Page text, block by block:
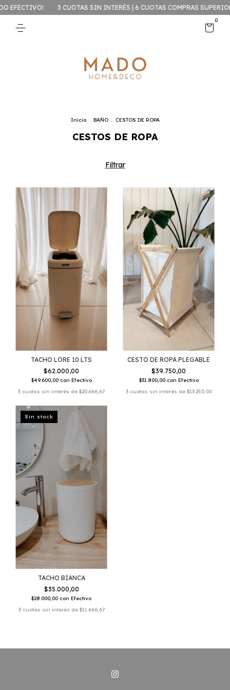
EFECTIVO! 3 CUOTAS SIN INTERÉS | 6 CUOTAS COMPRAS
0
Inicio . BAÑO . CESTOS DE ROPA
CESTOS DE ROPA
Filtrar
TACHO LORE 10 LTS
$62.000,00
$49.600,00 con Efectivo
3 cuotas sin interés de $20.666,67
CESTO DE ROPA PLEGABLE
$39.750,00
$31.800,00 con Efectivo
3 cuotas sin interés de $13.250,00
Sin stock
TACHO BIANCA
$35.000,00
$28.000,00 con Efectivo
3 cuotas sin interés de $11.666,67